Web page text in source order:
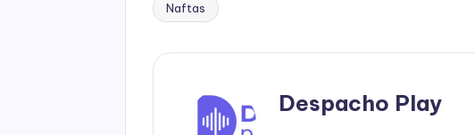
Tags:
Naftas
Despacho Play